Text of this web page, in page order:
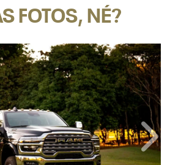
FOTOS, NÉ?